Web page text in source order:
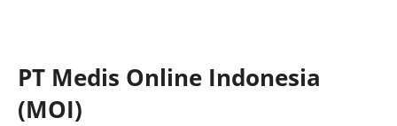
PT Medis Online Indonesia
(MOI)